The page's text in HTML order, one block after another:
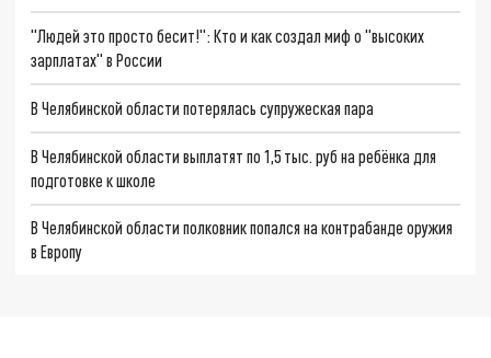
"Людей это просто бесит!": Кто и как создал миф о "высоких
зарплатах" в России
В Челябинской области потерялась супружеская пара
В Челябинской области выплатят по 1,5 тыс. руб на ребёнка для
подготовке к школе
В Челябинской области полковник попался на контрабанде оружия
в Европу